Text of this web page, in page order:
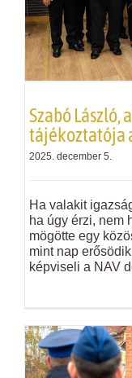
Szabó László,
tájékoztatója
2025. december 5.
Ha valakit
ha úgy érzi, nem
mögötte egy
mint nap
képviseli a NAV